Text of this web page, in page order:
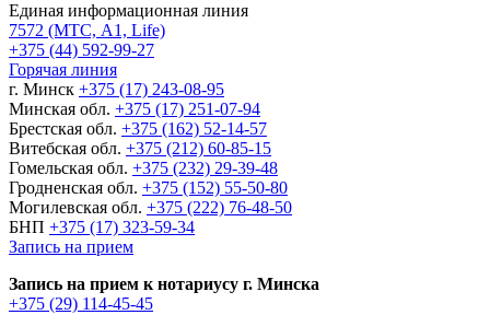
Единая информационная линия
7572 (МТС, A1, Life)
+375 (44) 592-99-27
Горячая линия
г. Минск +375 (17) 243-08-95
Минская обл. +375 (17) 251-07-94
Брестская обл. +375 (162) 52-14-57
Витебская обл. +375 (212) 60-85-15
Гомельская обл. +375 (232) 29-39-48
Гродненская обл. +375 (152) 55-50-80
Могилевская обл. +375 (222) 76-48-50
БНП +375 (17) 323-59-34
Запись на прием
Запись на прием к нотариусу г. Минска
+375 (29) 114-45-45